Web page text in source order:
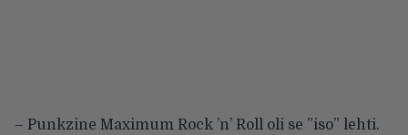
– Punkzine Maximum Rock ’n’ Roll oli se ”iso” lehti.